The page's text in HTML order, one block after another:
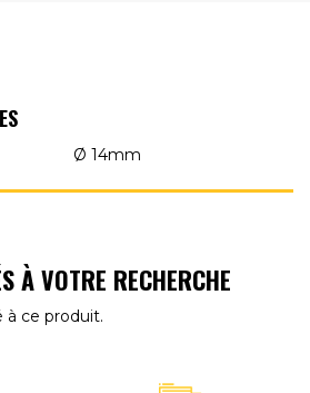
Ø 14mm
À VOTRE RECHERCHE
à ce produit.